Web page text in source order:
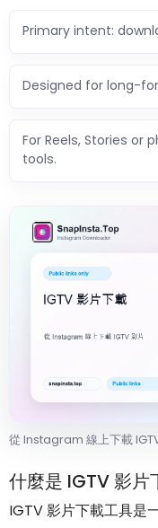
Primary intent:
Designed for long-
For Reels, Stories or
tools.
從 Instagram 線上下載
什麼是 IGTV 影片
IGTV 影片下載工具是